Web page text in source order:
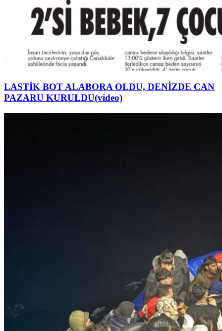
LASTİK BOT ALABORA OLDU, DENİZDE CAN
PAZARU KURULDU(video)